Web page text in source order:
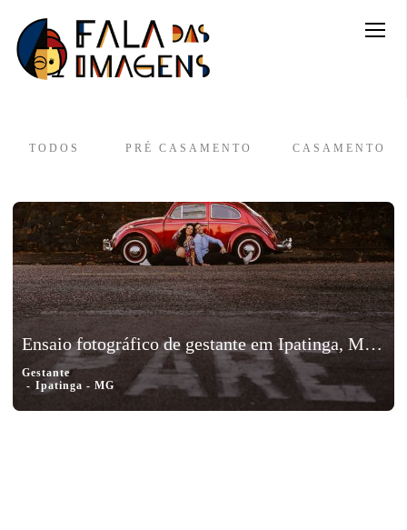
TODOS PRÉ CASAMENTO CASAMENTO
Ensaio fotográfico de gestante em Ipatinga, Minas Gerais - Babi e Tutuka
Gestante
Ipatinga - MG